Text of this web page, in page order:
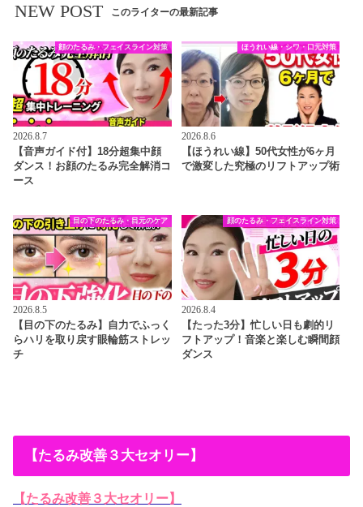
NEW POST このライターの最新記事
顔のたるみ・フェイスライン対策
2026.8.7
【音声ガイド付】18分超集中顔
ダンス！お顔のたるみ完全解消コ
ース
ほうれい線・シワ・口元対策
2026.8.6
【ほうれい線】50代女性が6ヶ月
で激変した究極のリフトアップ術
目の下のたるみ・目元のケア
2026.8.5
【目の下のたるみ】自力でふっく
らハリを取り戻す眼輪筋ストレッ
チ
顔のたるみ・フェイスライン対策
2026.8.4
【たった3分】忙しい日も劇的リ
フトアップ！音楽と楽しむ瞬間顔
ダンス
【たるみ改善３大セオリー】
【たるみ改善３大セオリー】